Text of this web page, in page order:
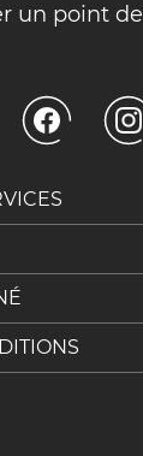
un point de
Go
Go